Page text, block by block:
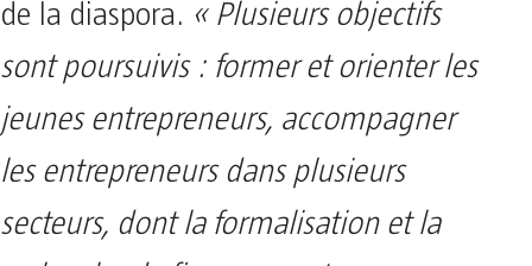
de la diaspora. « Plusieurs objectifs
sont poursuivis : former et orienter les
jeunes entrepreneurs, accompagner
les entrepreneurs dans plusieurs
secteurs, dont la formalisation et la